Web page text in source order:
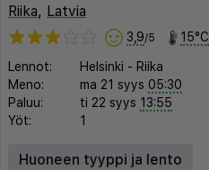
Riika, Latvia
3,9/5 15°C
Lennot: Helsinki - Riika
Meno:
ma 21 syys 05:30
Paluu:
ti 22 syys 13:55
Yöt:
1
Huoneen tyyppi ja lento